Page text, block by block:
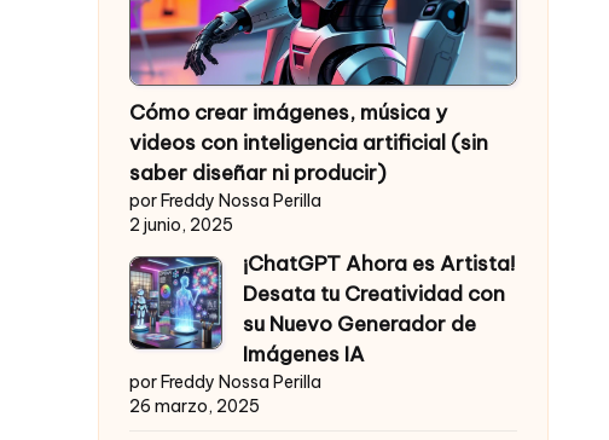
Cómo crear imágenes, música y
videos con inteligencia artificial (sin
saber diseñar ni producir)
por Freddy Nossa Perilla
2 junio, 2025
¡ChatGPT Ahora es Artista!
Desata tu Creatividad con
su Nuevo Generador de
Imágenes IA
por Freddy Nossa Perilla
26 marzo, 2025